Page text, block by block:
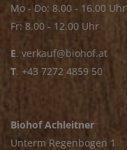
Mo - Do: 8.00 - 16.00 Uhr
Fr: 8.00 - 12.00 Uhr
E. verkauf@biohof.at
T. +43 7272 4859 50
Biohof Achleitner
Unterm Regenbogen 1